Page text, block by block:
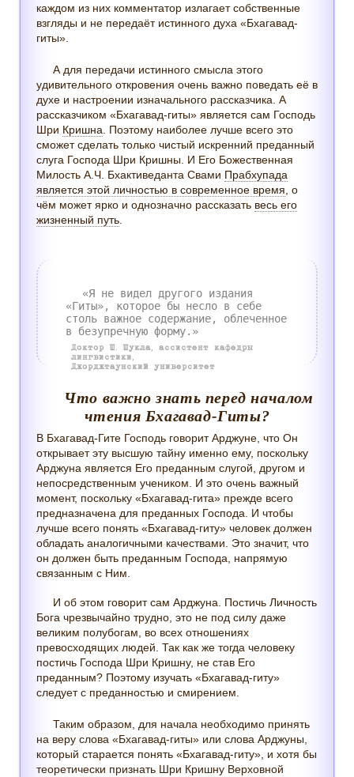
каждом из них комментатор излагает собственные
взгляды и не передаёт истинного духа «Бхагавад-
гиты».
А для передачи истинного смысла этого
удивительного откровения очень важно поведать её в
духе и настроении изначального рассказчика. А
рассказчиком «Бхагавад-гиты» является сам Господь
Шри Кришна . Поэтому наиболее лучше всего это
сможет сделать только чистый искренний преданный
слуга Господа Шри Кришны. И Его Божественная
Милость А.Ч. Бхактиведанта Свами Прабхупада
является этой личностью в современное время , о
чём может ярко и однозначно рассказать весь его
жизненный путь
«Я не видел другого издания
«Гиты», которое бы несло в себе
столь важное содержание, облеченное
в безупречную форму.»
Доктор Ш. Шукла, ассистент кафедры
лингвистики,
Джорджтаунский университет
Что важно знать перед началом
чтения Бхагавад-Гиты?
В Бхагавад-Гите Господь говорит Арджуне, что Он
открывает эту высшую тайну именно ему, поскольку
Арджуна является Его преданным слугой, другом и
непосредственным учеником. И это очень важный
момент, поскольку «Бхагавад-гита» прежде всего
предназначена для преданных Господа. И чтобы
лучше всего понять «Бхагавад-гиту» человек должен
обладать аналогичными качествами. Это значит, что
он должен быть преданным Господа, напрямую
связанным с Ним.
И об этом говорит сам Арджуна. Постичь Личность
Бога чрезвычайно трудно, это не под силу даже
великим полубогам, во всех отношениях
превосходящих людей. Так как же тогда человеку
постичь Господа Шри Кришну, не став Его
преданным? Поэтому изучать «Бхагавад-гиту»
следует с преданностью и смирением.
Таким образом, для начала необходимо принять
на веру слова «Бхагавад-гиты» или слова Арджуны,
который старается понять «Бхагавад-гиту», и хотя бы
теоретически признать Шри Кришну Верховной